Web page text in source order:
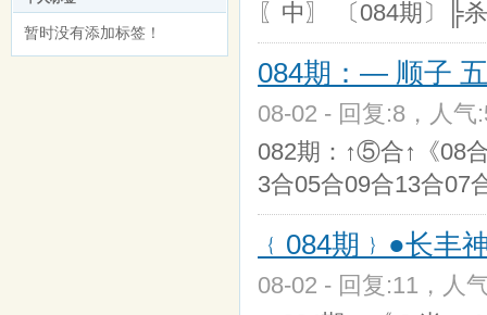
暂时没有添加标签！
〖中〗 〔084期〕╠
084期：— 顺子
08-02 - 回复:8，人
082期：↑⑤合↑《08
3合05合09合13合07
﹛084期﹜●长
08-02 - 回复:11，人